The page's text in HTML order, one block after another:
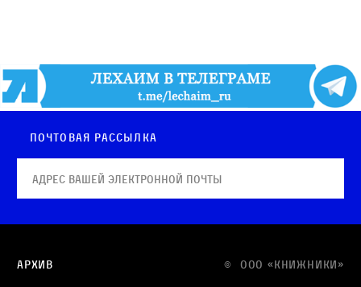
Почтовая рассылка
© OOO «КНИЖНИКИ»
Архив